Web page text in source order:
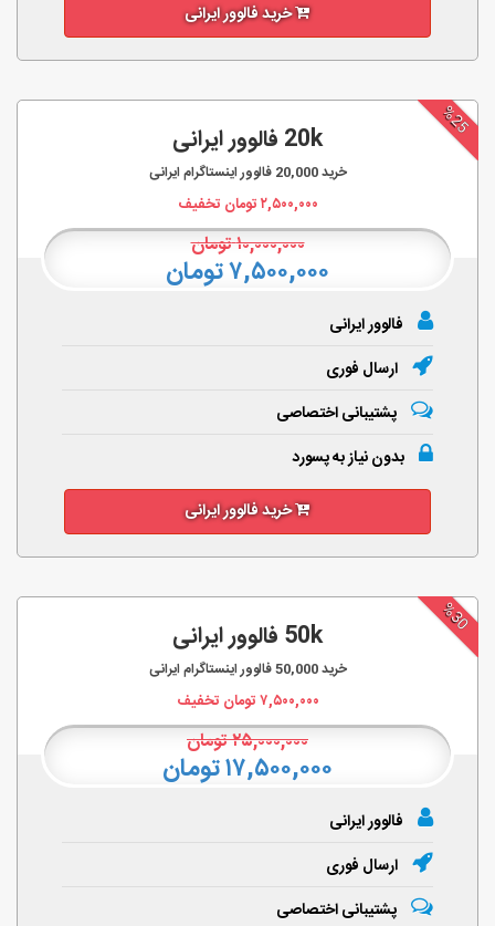
خرید فالوور ایرانی
%25
20k فالوور ایرانی
خرید20,000 فالوور اینستاگرام ایرانی
۲,۵۰۰,۰۰۰تومان تخفیف
۱۰,۰۰۰,۰۰۰تومان
۷,۵۰۰,۰۰۰ تومان
فالوور ایرانی
ارسال فوری
پشتیبانی اختصاصی
بدون نیاز به پسورد
خرید فالوور ایرانی
%30
50k فالوور ایرانی
خرید50,000فالوور اینستاگرام ایرانی
۷,۵۰۰,۰۰۰تومان تخفیف
۲۵,۰۰۰,۰۰۰تومان
۱۷,۵۰۰,۰۰۰ تومان
فالوور ایرانی
ارسال فوری
پشتیبانی اختصاصی